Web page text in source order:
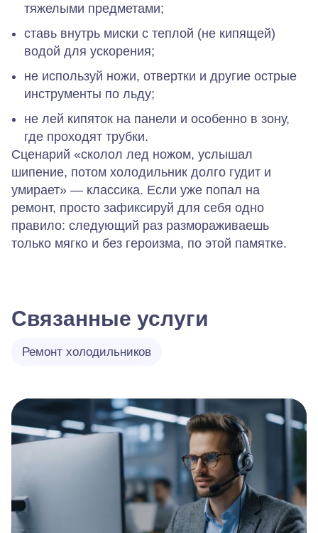
тяжелыми предметами;
ставь внутрь миски с теплой (не кипящей)
водой для ускорения;
не используй ножи, отвертки и другие острые
инструменты по льду;
не лей кипяток на панели и особенно в зону,
где проходят трубки.
Сценарий «сколол лед ножом, услышал
шипение, потом холодильник долго гудит и
умирает» — классика. Если уже попал на
ремонт, просто зафиксируй для себя одно
правило: следующий раз размораживаешь
только мягко и без героизма, по этой памятке.
Связанные услуги
Ремонт холодильников